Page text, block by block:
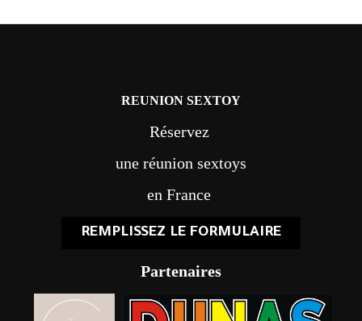
REUNION SEXTOY
Réservez
une réunion sextoys
en France
REMPLISSEZ LE FORMULAIRE
Partenaires